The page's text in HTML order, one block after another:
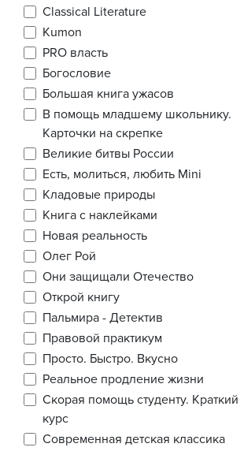
Classical Literature
Kumon
PRO власть
Богословие
Большая книга ужасов
В помощь младшему школьнику.
Карточки на скрепке
Великие битвы России
Есть, молиться, любить Mini
Кладовые природы
Книга с наклейками
Новая реальность
Олег Рой
Они защищали Отечество
Открой книгу
Пальмира - Детектив
Правовой практикум
Просто. Быстро. Вкусно
Реальное продление жизни
Скорая помощь студенту. Краткий
курс
Современная детская классика